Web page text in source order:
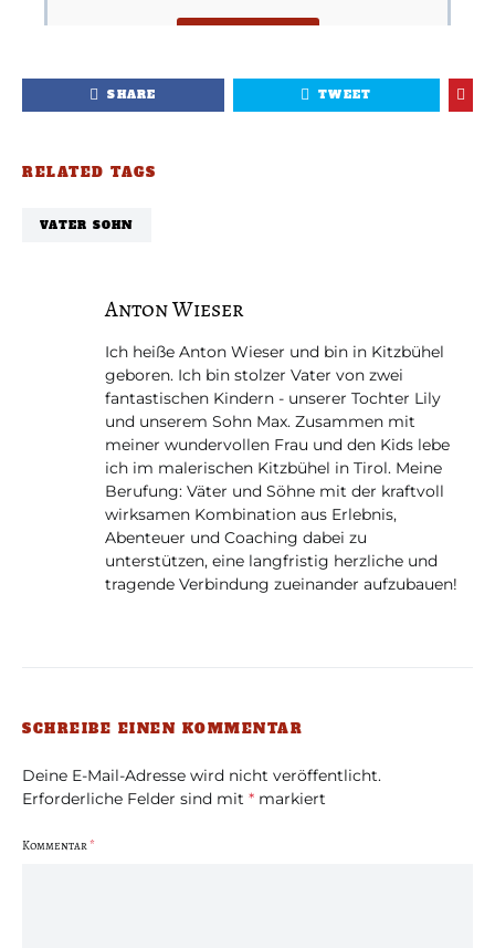
SHARE TWEET
RELATED TAGS
VATER SOHN
Anton Wieser
Ich heiße Anton Wieser und bin in Kitzbühel
geboren. Ich bin stolzer Vater von zwei
fantastischen Kindern - unserer Tochter Lily
und unserem Sohn Max. Zusammen mit
meiner wundervollen Frau und den Kids lebe
ich im malerischen Kitzbühel in Tirol. Meine
Berufung: Väter und Söhne mit der kraftvoll
wirksamen Kombination aus Erlebnis,
Abenteuer und Coaching dabei zu
unterstützen, eine langfristig herzliche und
tragende Verbindung zueinander aufzubauen!
SCHREIBE EINEN KOMMENTAR
Deine E-Mail-Adresse wird nicht veröffentlicht.
Erforderliche Felder sind mit * markiert
Kommentar*